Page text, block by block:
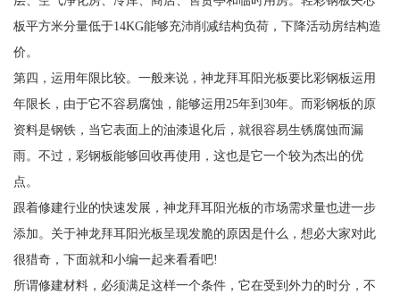
板平方米分量低于14KG能够充沛削减结构负荷，下降活动房结构造
价。
第四，运用年限比较。一般来说，神龙拜耳阳光板要比彩钢板运用
年限长，由于它不容易腐蚀，能够运用25年到30年。而彩钢板的原
资料是钢铁，当它表面上的油漆退化后，就很容易生锈腐蚀而漏
雨。不过，彩钢板能够回收再使用，这也是它一个较为杰出的优
点。
跟着修建行业的快速发展，神龙拜耳阳光板的市场需求量也进一步
添加。关于神龙拜耳阳光板呈现发脆的原因是什么，想必大家对此
很猎奇，下面就和小编一起来看看吧!
所谓修建材料，必须满足这样一个条件，它在受到外力的时分，不